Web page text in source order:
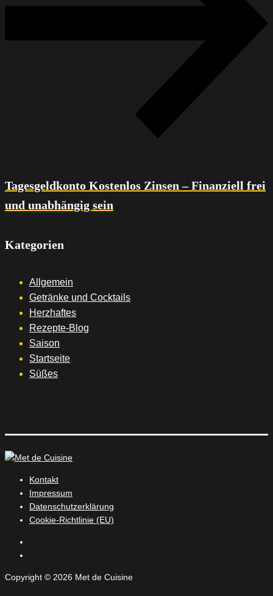
Tagesgeldkonto Kostenlos Zinsen – Finanziell frei
und unabhängig sein
Kategorien
Allgemein
Getränke und Cocktails
Herzhaftes
Rezepte-Blog
Saison
Startseite
Süßes
Kontakt
Impressum
Datenschutzerklärung
Cookie-Richtlinie (EU)
Copyright © 2026 Met de Cuisine